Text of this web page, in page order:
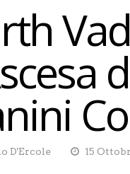
D'Ercole 15